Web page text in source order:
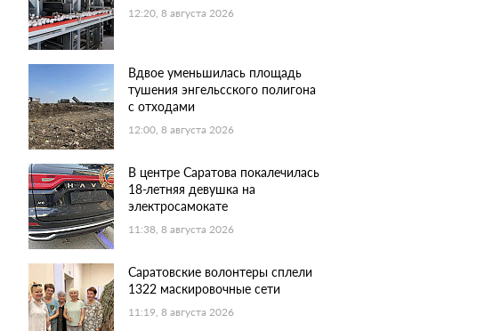
12:20, 8 августа 2026
Вдвое уменьшилась площадь
тушения энгельсского полигона
с отходами
12:00, 8 августа 2026
В центре Саратова покалечилась
18-летняя девушка на
электросамокате
11:38, 8 августа 2026
Саратовские волонтеры сплели
1322 маскировочные сети
11:19, 8 августа 2026